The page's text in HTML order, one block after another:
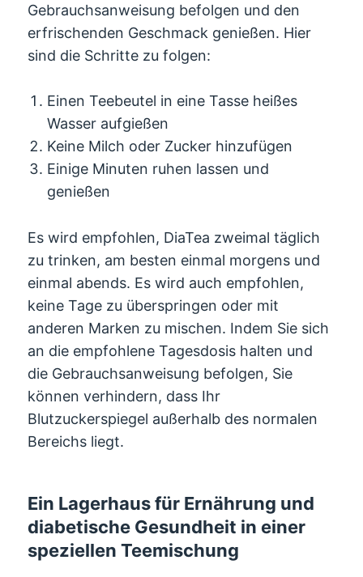
Gebrauchsanweisung befolgen und den
erfrischenden Geschmack genießen. Hier
sind die Schritte zu folgen:
Einen Teebeutel in eine Tasse heißes
Wasser aufgießen
Keine Milch oder Zucker hinzufügen
Einige Minuten ruhen lassen und
genießen
Es wird empfohlen, DiaTea zweimal täglich
zu trinken, am besten einmal morgens und
einmal abends. Es wird auch empfohlen,
keine Tage zu überspringen oder mit
anderen Marken zu mischen. Indem Sie sich
an die empfohlene Tagesdosis halten und
die Gebrauchsanweisung befolgen, Sie
können verhindern, dass Ihr
Blutzuckerspiegel außerhalb des normalen
Bereichs liegt.
Ein Lagerhaus für Ernährung und
diabetische Gesundheit in einer
speziellen Teemischung